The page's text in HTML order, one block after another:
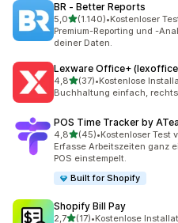
BR ‑ Better Reports
5,0von 5 Sternen
(1.140)
1140 Rezensionen insgesamt
•Kostenloser
Premium-Reporting und -
deiner Daten.
Lexware Office+
4,8von 5 Sternen
(37)
37 Rezensionen insgesamt
•Kostenlose
Buchhaltung einfach,
POS Time Tracker by
4,8von 5 Sternen
(45)
45 Rezensionen insgesamt
•Kostenloser Test
Erfasse Arbeitszeiten ganz
POS einstempelt.
Built for Shopify
Shopify Bill Pay
2,7von 5 Sternen
(17)•Kostenlose